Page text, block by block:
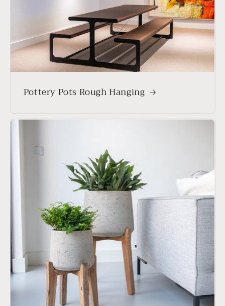
Pottery Pots Rough Hanging